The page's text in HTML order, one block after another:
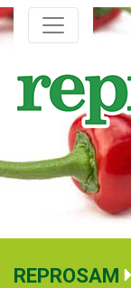
REPROSAM